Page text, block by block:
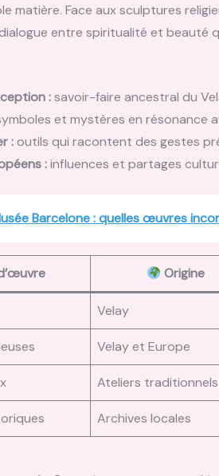
matière. Face aux sculptures
entre spiritualité et
:savoir-faire ancestral du
et mystères en résonance
:outils qui racontent des gestes
:influences et partages
Barcelone : quelles œuvres
Origine
Velay
Velay et Europe
Ateliers traditionnels
Archives locales